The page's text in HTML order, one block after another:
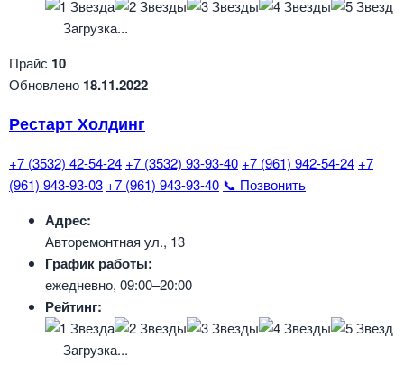
Загрузка...
Прайс 10
Обновлено 18.11.2022
Рестарт Холдинг
+7 (3532) 42-54-24 +7 (3532) 93-93-40 +7 (961) 942-54-24 +7
(961) 943-93-03 +7 (961) 943-93-40 📞 Позвонить
Адрес:
Авторемонтная ул., 13
График работы:
ежедневно, 09:00–20:00
Рейтинг:
Загрузка...